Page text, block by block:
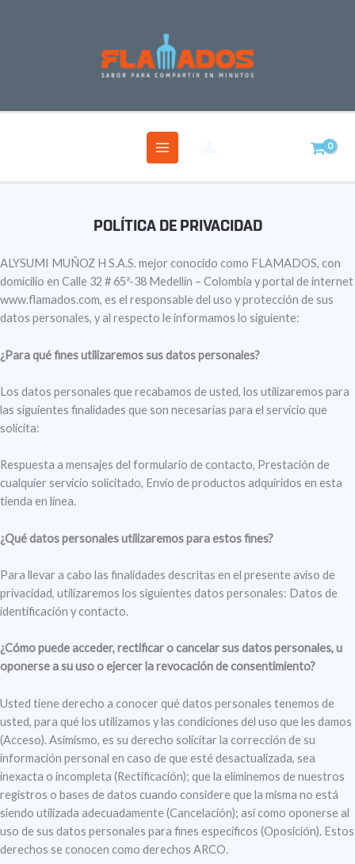
Política de privacidad
ALYSUMI MUÑOZ H S.A.S. mejor conocido como FLAMADOS, con
domicilio en Calle 32 # 65ª-38 Medellín – Colombia y portal de internet
www.flamados.com, es el responsable del uso y protección de sus
datos personales, y al respecto le informamos lo siguiente:
¿Para qué fines utilizaremos sus datos personales?
Los datos personales que recabamos de usted, los utilizaremos para
las siguientes finalidades que son necesarias para el servicio que
solicita:
Respuesta a mensajes del formulario de contacto, Prestación de
cualquier servicio solicitado, Envío de productos adquiridos en esta
tienda en línea.
¿Qué datos personales utilizaremos para estos fines?
Para llevar a cabo las finalidades descritas en el presente aviso de
privacidad, utilizaremos los siguientes datos personales: Datos de
identificación y contacto.
¿Cómo puede acceder, rectificar o cancelar sus datos personales, u
oponerse a su uso o ejercer la revocación de consentimiento?
Usted tiene derecho a conocer qué datos personales tenemos de
usted, para qué los utilizamos y las condiciones del uso que les damos
(Acceso). Asimismo, es su derecho solicitar la corrección de su
información personal en caso de que esté desactualizada, sea
inexacta o incompleta (Rectificación); que la eliminemos de nuestros
registros o bases de datos cuando considere que la misma no está
siendo utilizada adecuadamente (Cancelación); así como oponerse al
uso de sus datos personales para fines específicos (Oposición). Estos
derechos se conocen como derechos ARCO.